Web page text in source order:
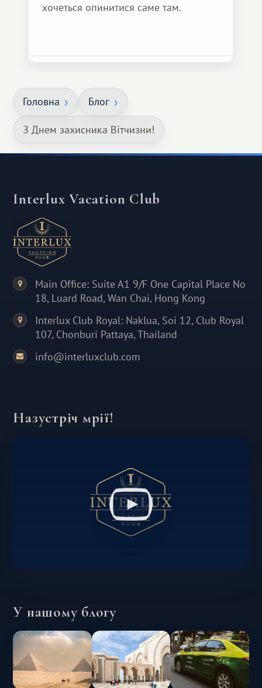
хочеться опинитися саме там.
Головна Блог
З Днем захисника Вітчизни!
Interlux Vacation Club
Main Office: Suite A1 9/F One Capital Place No
18, Luard Road, Wan Chai, Hong Kong
Interlux Club Royal: Naklua, Soi 12, Club Royal
107, Chonburi Pattaya, Thailand
info@interluxclub.com
Назустріч мрії!
У нашому блогу